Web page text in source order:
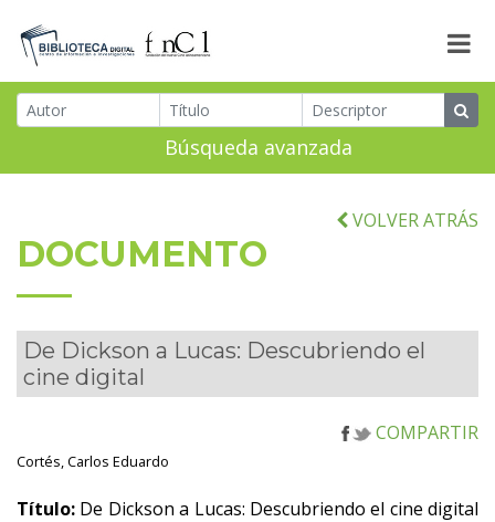
Búsqueda avanzada
VOLVER ATRÁS
DOCUMENTO
De Dickson a Lucas: Descubriendo el
cine digital
COMPARTIR
Cortés, Carlos Eduardo
Título: De Dickson a Lucas: Descubriendo el cine digital